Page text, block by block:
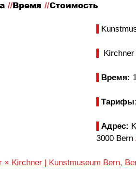
//Время //Стоимость
Время:
Тарифы:
Адрес:
3000 Bern
× Kirchner | Kunstmuseum Bern,